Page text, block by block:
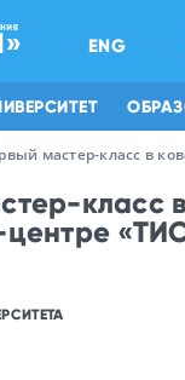
ENG
мастер-класс в
класс в
центре